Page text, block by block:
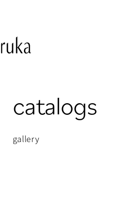
catalogs
gallery